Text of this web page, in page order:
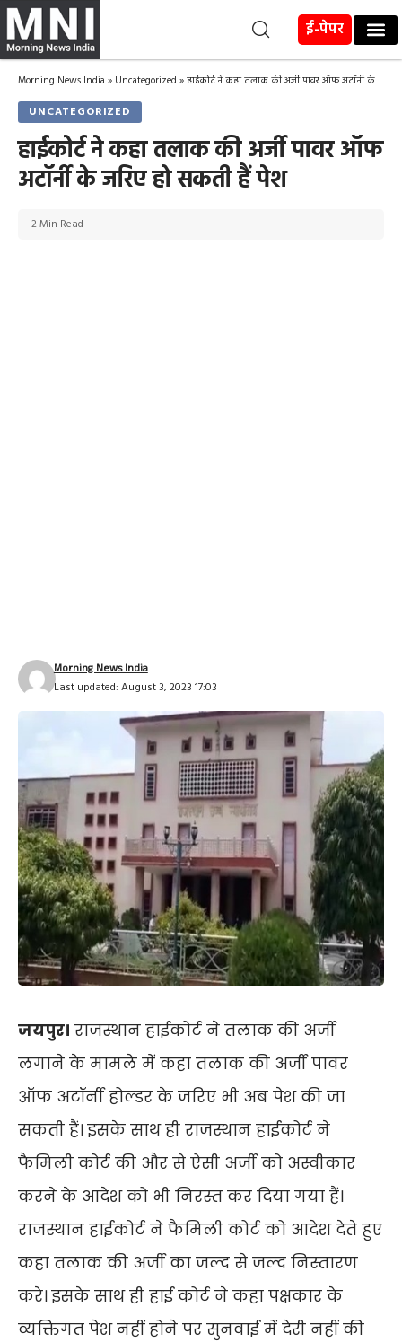
ई-पेपर
Morning News India » Uncategorized »हाईकोर्ट ने कहा तलाक की अर्जी पावर ऑफ अटॉर्नी के जरिए हो सकती हैं पेश
UNCATEGORIZED
हाईकोर्ट ने कहा तलाक की अर्जी पावर ऑफ
अटॉर्नी के जरिए हो सकती हैं पेश
Last updated: August 3, 2023 17:03
Morning News India
2 Min Read
जयपुर। राजस्थान हाईकोर्ट ने तलाक की अर्जी
लगाने के मामले में कहा तलाक की अर्जी पावर
ऑफ अटॉर्नी होल्डर के जरिए भी अब पेश की जा
सकती हैं। इसके साथ ही राजस्थान हाईकोर्ट ने
फैमिली कोर्ट की और से ऐसी अर्जी को अस्वीकार
करने के आदेश को भी निरस्त कर दिया गया हैं।
राजस्थान हाईकोर्ट ने फैमिली कोर्ट को आदेश देते हुए
कहा तलाक की अर्जी का जल्द से जल्द निस्तारण
करे। इसके साथ ही हाई कोर्ट ने कहा पक्षकार के
व्यक्तिगत पेश नहीं होने पर सुनवाई में देरी नहीं की